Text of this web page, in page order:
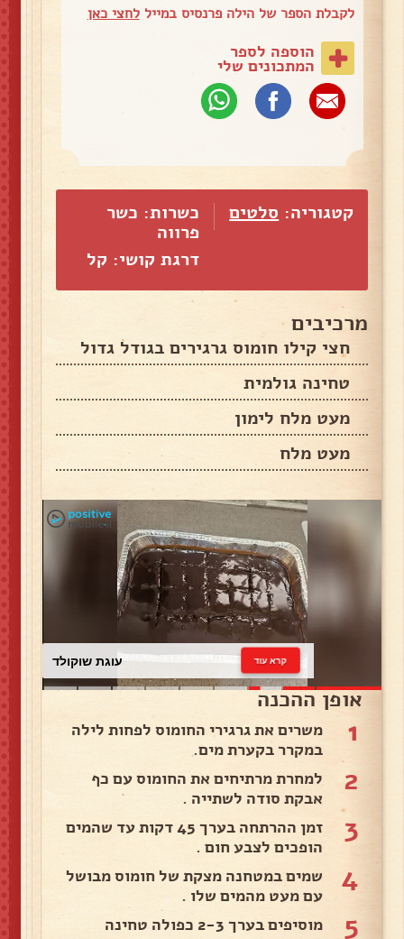
לקבלת הספר של הילה פרנסיס במייללחצי כאן
הוספה לספר
המתכונים שלי
קטגוריה: סלטים
כשרות: כשר
פרווה
דרגת קושי: קל
מרכיבים
חצי קילו חומוס גרגירים בגודל גדול
טחינה גולמית
מעט מלח לימון
מעט מלח
עוגת שוקולד קרא עוד
אופן ההכנה
1
משרים את גרגירי החומוס לפחות לילה
במקרר בקערת מים.
2
למחרת מרתיחים את החומוס עם כף
אבקת סודה לשתייה .
3
זמן ההרתחה בערך 45 דקות עד שהמים
הופכים לצבע חום .
4
שמים במטחנה מצקת של חומוס מבושל
עם מעט מהמים שלו .
5
מוסיפים בערך 2-3 כפולה טחינה